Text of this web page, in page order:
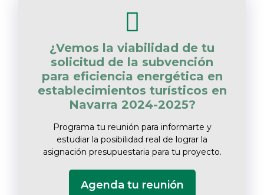
¿Vemos la viabilidad de tu
solicitud de la subvención
para eficiencia energética en
establecimientos turísticos en
Navarra 2024-2025?
Programa tu reunión para informarte y
estudiar la posibilidad real de lograr la
asignación presupuestaria para tu proyecto.
Agenda tu reunión